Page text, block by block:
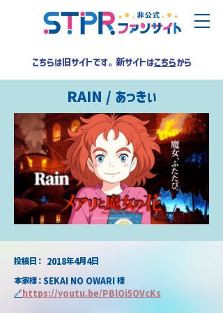
こちらは旧サイトです。新サイトはこちらから
RAIN / あっきぃ
2018年4月4日
​投稿日：
本家様：SEKAI NO OWARI 様
🔗https://youtu.be/PBlOi5OVcKs